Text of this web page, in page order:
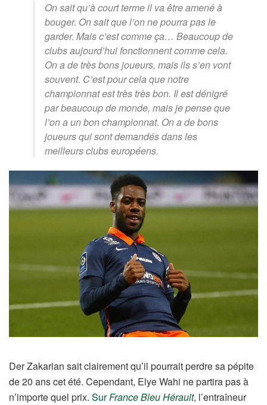
On sait qu’à court terme il va être amené à
bouger. On sait que l’on ne pourra pas le
garder. Mais c’est comme ça… Beaucoup de
clubs aujourd’hui fonctionnent comme cela.
On a de très bons joueurs, mais ils s’en vont
souvent. C’est pour cela que notre
championnat est très très bon. Il est dénigré
par beaucoup de monde, mais je pense que
l’on a un bon championnat. On a de bons
joueurs qui sont demandés dans les
meilleurs clubs européens.
Der Zakarian sait clairement qu’il pourrait perdre sa pépite
de 20 ans cet été. Cependant, Elye Wahi ne partira pas à
n’importe quel prix. SurFrance Bleu Hérault, l’entraîneur